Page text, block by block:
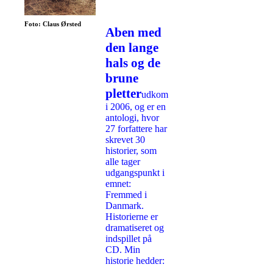
Foto: Claus Ørsted
Aben med
den lange
hals og de
brune
pletterudkom
i 2006, og er en
antologi, hvor
27 forfattere har
skrevet 30
historier, som
alle tager
udgangspunkt i
emnet:
Fremmed i
Danmark.
Historierne er
dramatiseret og
indspillet på
CD. Min
historie hedder: